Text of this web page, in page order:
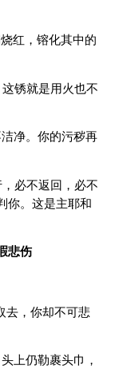
红，镕化其中的
锈就是用火也不
净。你的污秽再
必不返回，必不
你。这是主耶和
悲伤
去，你却不可悲
上仍勒裹头巾，